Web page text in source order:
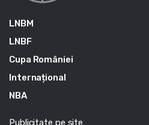
LNBM
LNBF
Cupa României
Internațional
NBA
Publicitate pe site